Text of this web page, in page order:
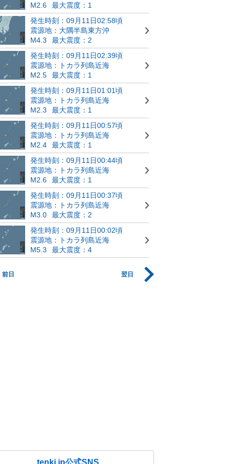
M2.6
最大震度：1
発生時刻：09月11日02:58頃
震源地：大隅半島東方沖
M4.3
最大震度：2
発生時刻：09月11日02:39頃
震源地：トカラ列島近海
M2.5
最大震度：1
発生時刻：09月11日01:01頃
震源地：トカラ列島近海
M2.3
最大震度：1
発生時刻：09月11日00:57頃
震源地：トカラ列島近海
M2.4
最大震度：1
発生時刻：09月11日00:44頃
震源地：トカラ列島近海
M2.6
最大震度：1
発生時刻：09月11日00:37頃
震源地：トカラ列島近海
M3.0
最大震度：2
発生時刻：09月11日00:02頃
震源地：トカラ列島近海
M5.3
最大震度：4
前日 翌日
tenki.jp公式SNS